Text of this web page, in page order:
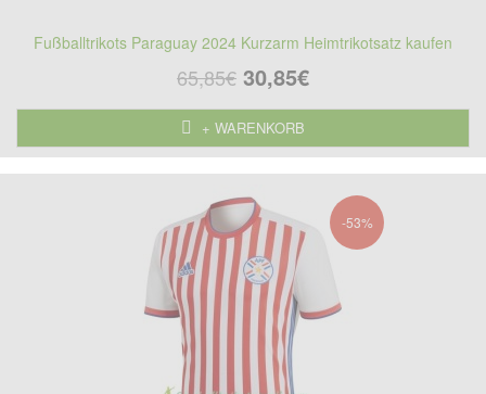
Fußballtrikots Paraguay 2024 Kurzarm Heimtrikotsatz kaufen
65,85€ 30,85€
+ WARENKORB
-53%